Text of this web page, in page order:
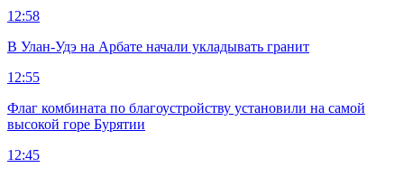
12:58
В Улан-Удэ на Арбате начали укладывать гранит
12:55
Флаг комбината по благоустройству установили на самой
высокой горе Бурятии
12:45